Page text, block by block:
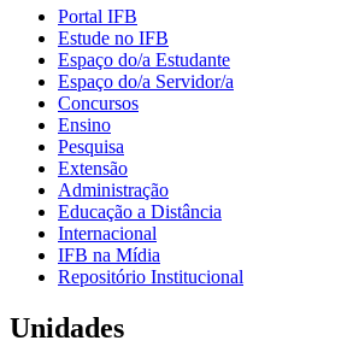
Portal IFB
Estude no IFB
Espaço do/a Estudante
Espaço do/a Servidor/a
Concursos
Ensino
Pesquisa
Extensão
Administração
Educação a Distância
Internacional
IFB na Mídia
Repositório Institucional
Unidades